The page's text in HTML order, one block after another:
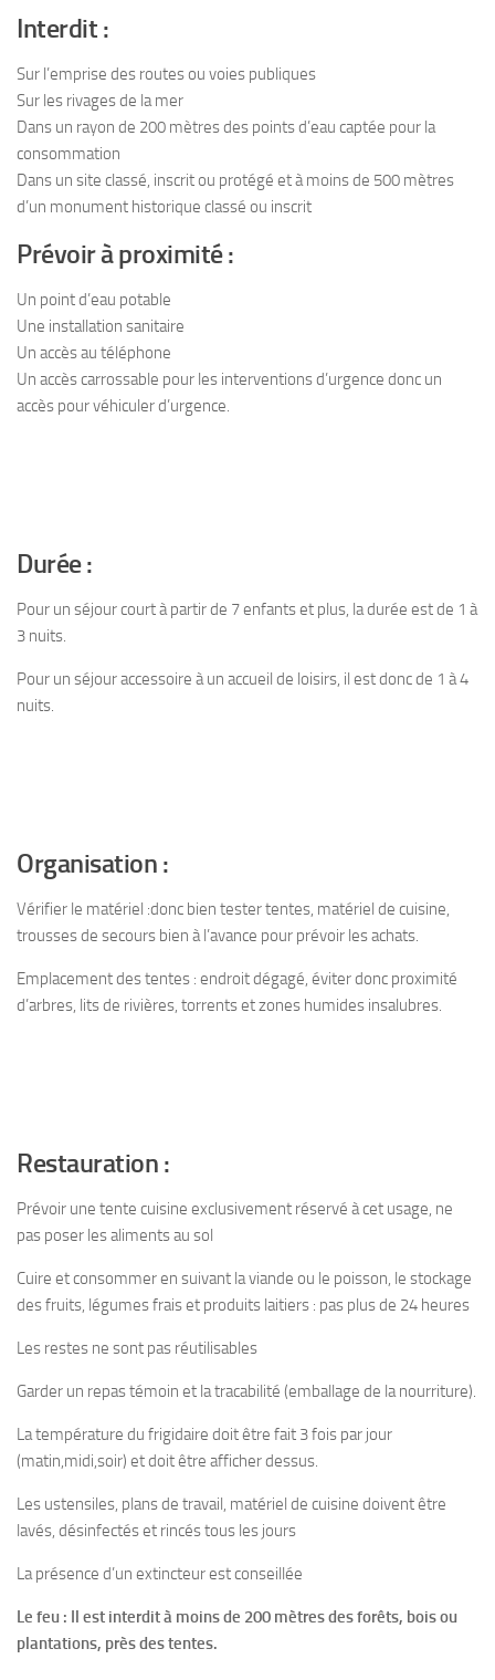
Interdit :
Sur l’emprise des routes ou voies publiques
Sur les rivages de la mer
Dans un rayon de 200 mètres des points d’eau captée pour la
consommation
Dans un site classé, inscrit ou protégé et à moins de 500 mètres
d’un monument historique classé ou inscrit
Prévoir à proximité :
Un point d’eau potable
Une installation sanitaire
Un accès au téléphone
Un accès carrossable pour les interventions d’urgence donc un
accès pour véhiculer d’urgence.
Durée :
Pour un séjour court à partir de 7 enfants et plus, la durée est de 1 à
3 nuits.
Pour un séjour accessoire à un accueil de loisirs, il est donc de 1 à 4
nuits.
Organisation :
Vérifier le matériel :donc bien tester tentes, matériel de cuisine,
trousses de secours bien à l’avance pour prévoir les achats.
Emplacement des tentes : endroit dégagé, éviter donc proximité
d’arbres, lits de rivières, torrents et zones humides insalubres.
Restauration :
Prévoir une tente cuisine exclusivement réservé à cet usage, ne
pas poser les aliments au sol
Cuire et consommer en suivant la viande ou le poisson, le stockage
des fruits, légumes frais et produits laitiers : pas plus de 24 heures
Les restes ne sont pas réutilisables
Garder un repas témoin et la tracabilité (emballage de la nourriture).
La température du frigidaire doit être fait 3 fois par jour
(matin,midi,soir) et doit être afficher dessus.
Les ustensiles, plans de travail, matériel de cuisine doivent être
lavés, désinfectés et rincés tous les jours
La présence d’un extincteur est conseillée
Le feu : Il est interdit à moins de 200 mètres des forêts, bois ou
plantations, près des tentes.